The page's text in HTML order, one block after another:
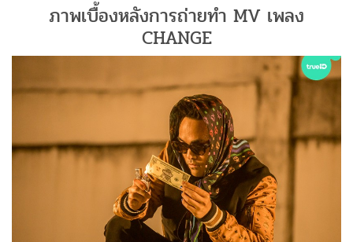
ภาพเบื้องหลังการถ่ายทำ MV เพลง
CHANGE